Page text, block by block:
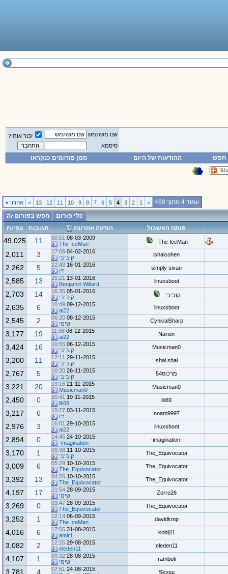
שם משתמש
זכור אותי?
סיסמא
חפש ההודעות של היום סמן פורומים כנקראו
עמוד 4 מתוך 460 <
1
2
3
4
5
6
7
8
9
10
11
12
13
> אחרון »
כלי פורום
חפש בפורום זה
פותח האשכול
הודעה אחרונה תגובות צפיות
The IceMan
08-03-2009
00:51
The IceMan
11
49,025
ishaicohen
04-02-2016
17:09
קוביבי
3
2,011
simply sivan
16-01-2016
22:43
זיו
5
2,262
linuxsboot
13-01-2016
20:21
Benjamin Willard
13
2,585
קוביבי
05-01-2016
16:35
קוביבי
14
2,703
linuxsboot
09-12-2015
10:49
ai22
6
2,635
CynicalSharp
08-12-2015
06:20
שימי
2
2,545
Narion
06-12-2015
11:08
ai22
19
3,177
Musicman0
06-12-2015
10:55
קוביבי
16
3,424
shai.shai
29-11-2015
12:11
קוביבי
11
3,200
מרכוס54 26-11-2015
10:20
קוביבי
5
2,767
Musicman0
21-11-2015
19:16
Musicman0
20
3,221
lili69
19-11-2015
20:41
lili69
0
2,450
noam9997
03-11-2015
15:27
זיו
6
3,217
linuxsboot
29-10-2015
16:01
ai22
3
2,976
-imagination-
24-10-2015
14:45
-imagination-
0
2,894
The_Equivocator
11-10-2015
09:38
קוביבי
1
3,170
The_Equivocator
10-10-2015
05:29
The_Equivocator
6
3,009
The_Equivocator
10-10-2015
04:26
The_Equivocator
13
3,392
Zorro26
28-09-2015
21:54
שימי
17
4,197
The_Equivocator
28-09-2015
03:47
The_Equivocator
0
3,269
davidkmp
06-09-2015
12:14
The IceMan
1
3,252
kobij11
31-08-2015
17:56
amir1
6
4,016
eleden11
29-08-2015
12:26
eleden11
2
3,082
ramboli
28-08-2015
09:32
שימי
1
4,107
Skyou
24-08-2015
07:51
4
3,781